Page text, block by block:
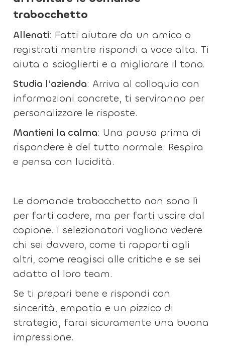
trabocchetto
Allenati: Fatti aiutare da un amico o
registrati mentre rispondi a voce alta. Ti
aiuta a scioglierti e a migliorare il tono.
Studia l’azienda: Arriva al colloquio con
informazioni concrete, ti serviranno per
personalizzare le risposte.
Mantieni la calma: Una pausa prima di
rispondere è del tutto normale. Respira
e pensa con lucidità.
Le domande trabocchetto non sono lì
per farti cadere, ma per farti uscire dal
copione. I selezionatori vogliono vedere
chi sei davvero, come ti rapporti agli
altri, come reagisci alle critiche e se sei
adatto al loro team.
Se ti prepari bene e rispondi con
sincerità, empatia e un pizzico di
strategia, farai sicuramente una buona
impressione.